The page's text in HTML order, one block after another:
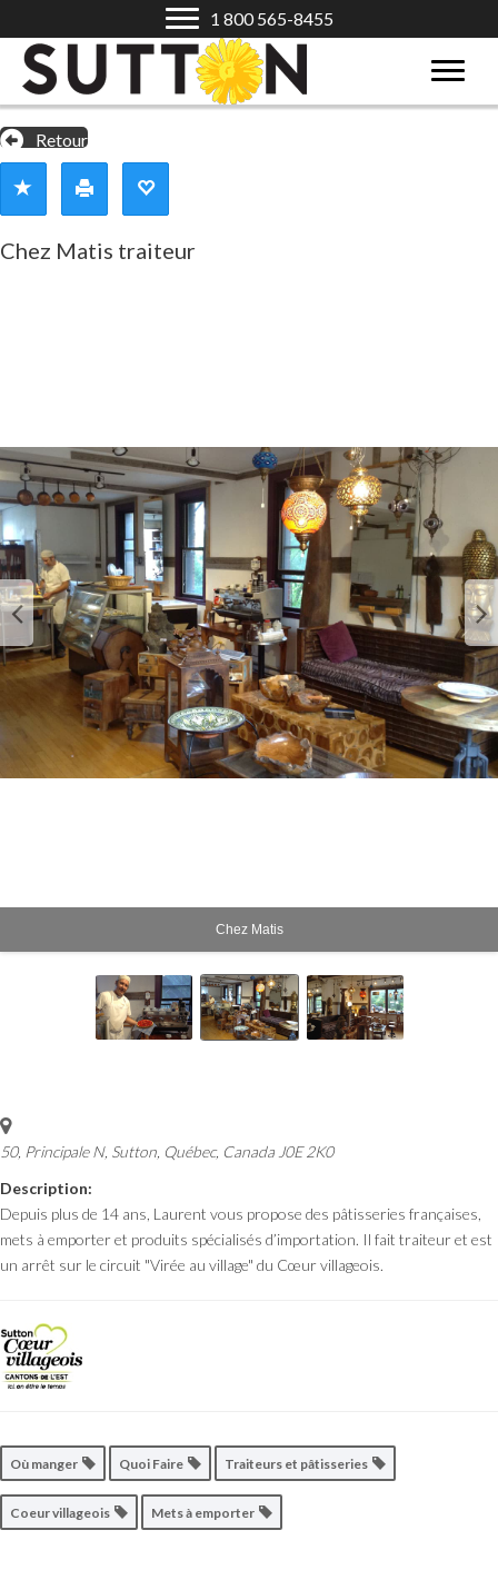
1 800 565-8455
Retour
Chez Matis traiteur
Chez Matis
50, Principale N, Sutton Québec, Canada J0E 2K0
Description:
Depuis plus de 14 ans, Laurent vous propose des pâtisseries françaises,
mets à emporter et produits spécialisés d’importation. Il fait traiteur et est
un arrêt sur le circuit "Virée au village" du Cœur villageois.
Où manger Quoi Faire Traiteurs et pâtisseries
Coeur villageois Mets à emporter